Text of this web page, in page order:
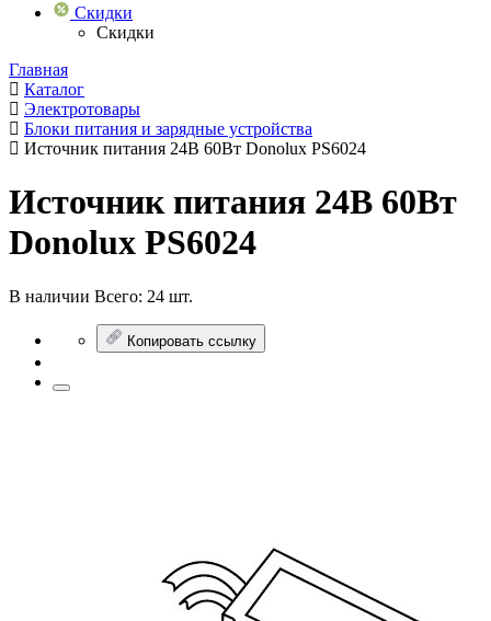
Скидки
Скидки
Главная
Каталог
Электротовары
Блоки питания и зарядные устройства
Источник питания 24В 60Вт Donolux PS6024
Источник питания 24В 60Вт
Donolux PS6024
В наличии Всего: 24 шт.
Копировать ссылку